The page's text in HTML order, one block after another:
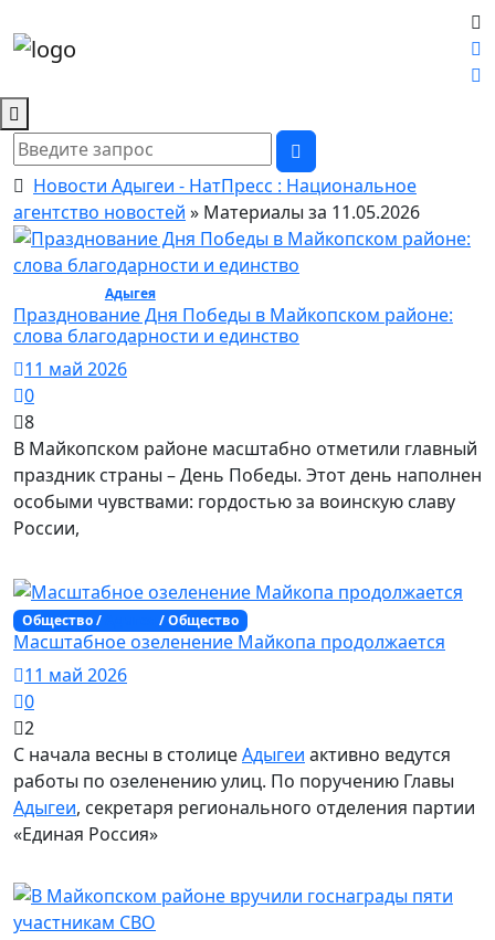
Новости Адыгеи - НатПресс : Национальное
агентство новостей » Материалы за 11.05.2026
Адыгея/ Общество
Празднование Дня Победы в Майкопском районе:
слова благодарности и единство
11 май 2026
0
8
В Майкопском районе масштабно отметили главный
праздник страны – День Победы. Этот день наполнен
особыми чувствами: гордостью за воинскую славу
России,
Общество / / Общество
Масштабное озеленение Майкопа продолжается
11 май 2026
0
2
С начала весны в столицеАдыгеи активно ведутся
работы по озеленению улиц. По поручению Главы
Адыгеи, секретаря регионального отделения партии
«Единая Россия»